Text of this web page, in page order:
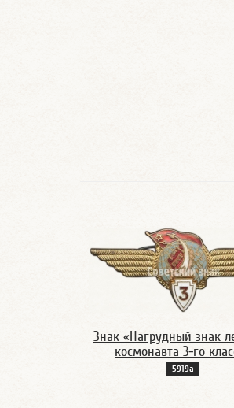
Знак «Нагрудный знак
космонавта 3-го
5919а